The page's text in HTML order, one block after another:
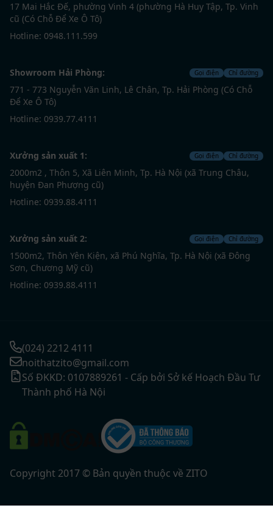
17 Mai Hắc Đế, phường Vinh 4 (phường Hà Huy Tập, Tp. Vinh
cũ (Có Chỗ Để Xe Ô Tô)
Hotline: 0948.111.599
Showroom Hải Phòng: Gọi điện Chỉ đường
771 - 773 Nguyễn Văn Linh, Lê Chân, Tp. Hải Phòng (Có Chỗ
Để Xe Ô Tô)
Hotline: 0939.77.4111
Xưởng sản xuất 1: Gọi điện Chỉ đường
2000m2 , Thôn 5, Xã Liên Minh, Tp. Hà Nội (xã Trung Châu,
huyện Đan Phượng cũ)
Hotline: 0939.88.4111
Xưởng sản xuất 2: Gọi điện Chỉ đường
1500m2, Thôn Yên Kiện, xã Phú Nghĩa, Tp. Hà Nội (xã Đông
Sơn, Chương Mỹ cũ)
Hotline: 0939.88.4111
(024) 2212 4111
noithatzito@gmail.com
Số ĐKKD: 0107889261 - Cấp bởi Sở kế Hoạch Đầu Tư
Thành phố Hà Nội
Copyright 2017 © Bản quyền thuộc về ZITO